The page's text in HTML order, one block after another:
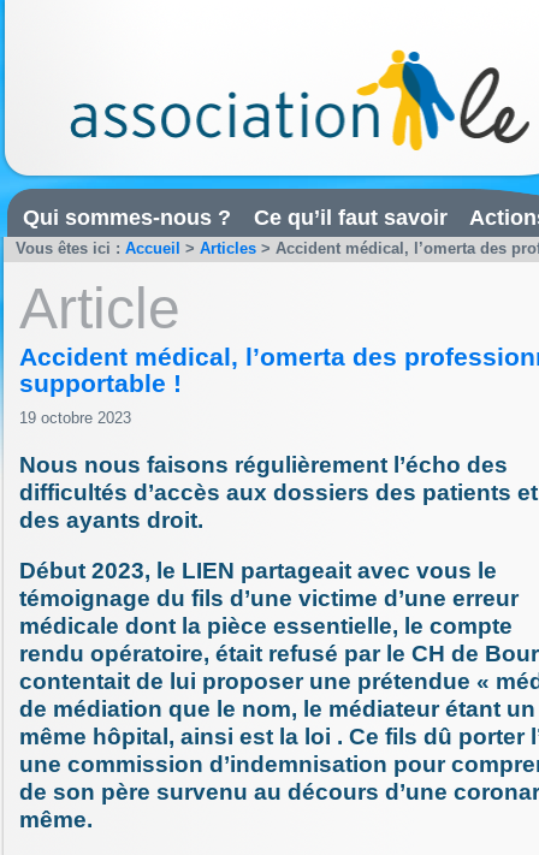
Qui sommes-nous ? Ce qu’il faut savoir
Vous êtes ici : Accueil > Articles > Accident médical, l’omerta des
Article
Accident médical, l’omerta des
supportable !
19 octobre 2023
Nous nous faisons régulièrement l’écho des
difficultés d’accès aux dossiers des patients et
des ayants droit.
Début 2023, le LIEN partageait avec vous le
témoignage du fils d’une victime d’une erreur
médicale dont la pièce essentielle, le compte
rendu opératoire, était refusé par le CH de
contentait de lui proposer une prétendue «
de médiation que le nom, le médiateur étant
même hôpital, ainsi est la loi . Ce fils dû porter
une commission d’indemnisation pour
de son père survenu au décours d’une
même.